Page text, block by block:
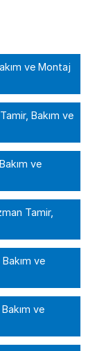
ve Montaj
Bakım ve
ve
Tamir,
ve
ve